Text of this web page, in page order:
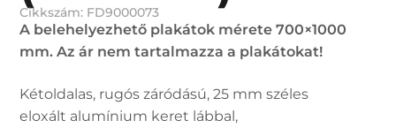
Cikkszám: FD9000073
A belehelyezhető plakátok mérete 700×1000
mm. Az ár nem tartalmazza a plakátokat!
Kétoldalas, rugós záródású, 25 mm széles
eloxált alumínium keret lábbal,